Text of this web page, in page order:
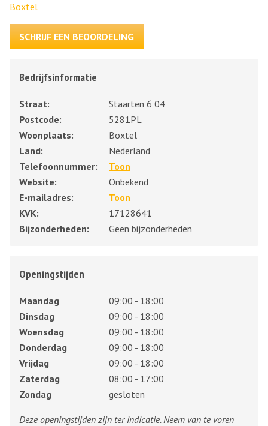
Boxtel
SCHRIJF EEN BEOORDELING
Bedrijfsinformatie
Straat:
Staarten 6 04
Postcode:
5281PL
Woonplaats:
Boxtel
Land:
Nederland
Telefoonnummer:
Toon
Website:
Onbekend
E-mailadres:
Toon
KVK:
17128641
Bijzonderheden:
Geen bijzonderheden
Openingstijden
Maandag
09:00 - 18:00
Dinsdag
09:00 - 18:00
Woensdag
09:00 - 18:00
Donderdag
09:00 - 18:00
Vrijdag
09:00 - 18:00
Zaterdag
08:00 - 17:00
Zondag
gesloten
Deze openingstijden zijn ter indicatie. Neem van te voren